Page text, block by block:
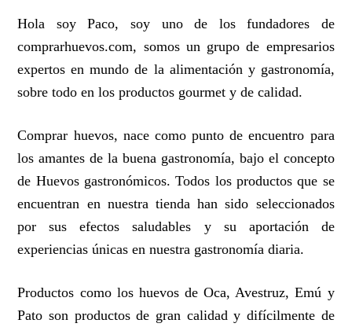
Hola soy Paco, soy uno de los fundadores de
comprarhuevos.com, somos un grupo de empresarios
expertos en mundo de la alimentación y gastronomía,
sobre todo en los productos gourmet y de calidad.
Comprar huevos, nace como punto de encuentro para
los amantes de la buena gastronomía, bajo el concepto
de Huevos gastronómicos. Todos los productos que se
encuentran en nuestra tienda han sido seleccionados
por sus efectos saludables y su aportación de
experiencias únicas en nuestra gastronomía diaria.
Productos como los huevos de Oca, Avestruz, Emú y
Pato son productos de gran calidad y difícilmente de